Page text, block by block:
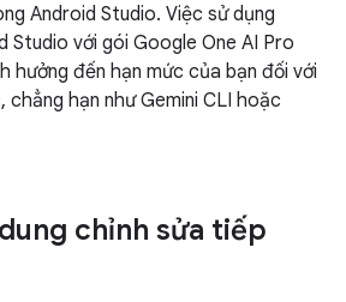
Android Studio. Việc sử dụng
Studio với gói Google One AI Pro
hưởng đến hạn mức của bạn đối với
hạn như Gemini CLI hoặc
chỉnh sửa tiếp